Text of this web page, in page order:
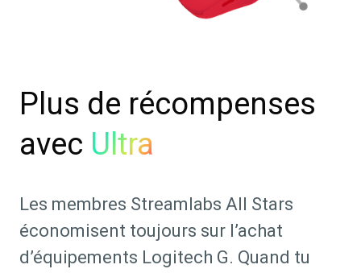
Plus de récompenses
avec Ultra
Les membres Streamlabs All Stars
économisent toujours sur l’achat
d’équipements Logitech G. Quand tu